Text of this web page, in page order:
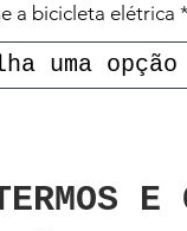
a bicicleta elétrica
E